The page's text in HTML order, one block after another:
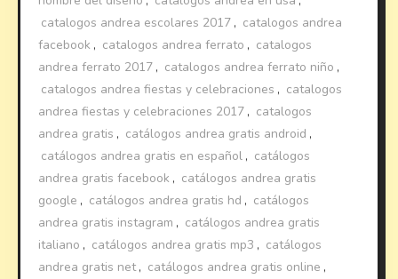
catalogos andrea escolares 2017 , catalogos andrea
facebook , catalogos andrea ferrato , catalogos
andrea ferrato 2017 , catalogos andrea ferrato niño ,
catalogos andrea fiestas y celebraciones , catalogos
andrea fiestas y celebraciones 2017 , catalogos
andrea gratis , catálogos andrea gratis android ,
catálogos andrea gratis en español , catálogos
andrea gratis facebook , catálogos andrea gratis
google , catálogos andrea gratis hd , catálogos
andrea gratis instagram , catálogos andrea gratis
italiano , catálogos andrea gratis mp3 , catálogos
andrea gratis net, catálogos andrea gratis online ,